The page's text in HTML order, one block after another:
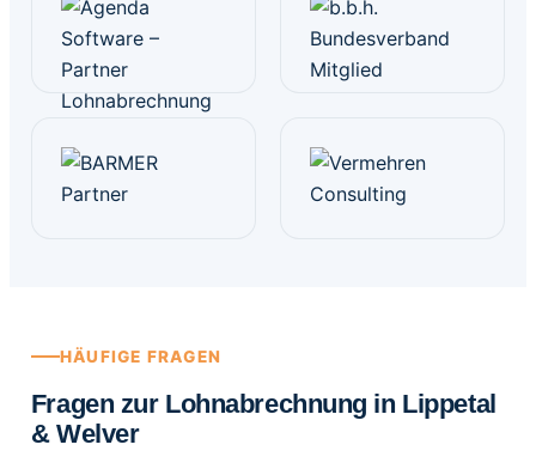
HÄUFIGE FRAGEN
Fragen zur Lohnabrechnung in Lippetal
& Welver